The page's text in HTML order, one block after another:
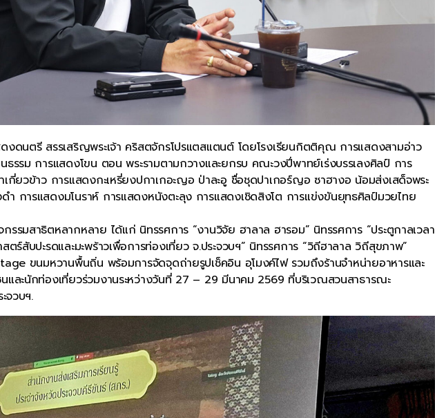
ดนตรี สรรเสริญพระเจ้า คริสตจักรโปรแตสแตนต์ โดยโรงเรียนกิตติคุณ การแสดงสามอ่าว
รรม การแสดงโขน ตอน พระรามตามกวางและยกรบ คณะวงปี่พาทย์เร่งบรรเลงศิลป์ การ
กี่ยวข้าว การแสดงกะเหรี่ยงปกาเกอะญอ ป่าละอู ชื่อชุดปาเกอร์ญอ ซาฮางอ น้อมส่งเสด็จพระ
การแสดงมโนราห์ การแสดงหนังตะลุง การแสดงเชิดสิงโต การแข่งขันยุทธศิลป์มวยไทย
รมสาธิตหลากหลาย ได้แก่ นิทรรศการ “งานวิจัย ฮาลาล ฮารอม” นิทรรศการ “ประตูกาลเวลา
ร์สับปะรดและมะพร้าวเพื่อการท่องเที่ยว จ.ประจวบฯ” นิทรรศการ “วิถีฮาลาล วิถีสุขภาพ”
ขนมหวานพื้นถิ่น พร้อมการจัดจุดถ่ายรูปเช็คอิน อุโมงค์ไฟ รวมถึงร้านจำหน่ายอาหารและ
และนักท่องเที่ยวร่วมงานระหว่างวันที่ 27 – 29 มีนาคม 2569 ที่บริเวณสวนสาธารณะ
จวบฯ.